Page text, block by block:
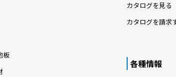
板
カタログを見る
カタログを請求
各種情報